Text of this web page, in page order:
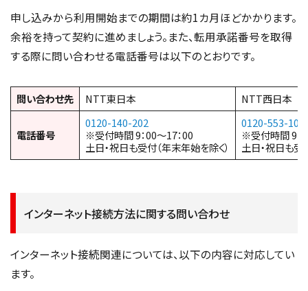
申し込みから利用開始までの期間は約1カ月ほどかかります。
余裕を持って契約に進めましょう。また、転用承諾番号を取得
する際に問い合わせる電話番号は以下のとおりです。
問い合わせ先 NTT東日本 NTT西日本
電話番号
0120-140-202
※受付時間 9：00～17：00
土日・祝日も受付（年末年始を除く）
0120-553-104
※受付時間 9：
土日・祝日も受
インターネット接続方法に関する問い合わせ
インターネット接続関連については、以下の内容に対応してい
ます。